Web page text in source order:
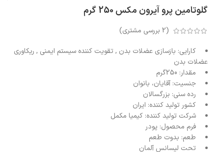
گلوتامین پرو آیرون مکس 250 گرم
(
2 بررسی مشتری)
کارایی: بازسازی عضلات بدن , تقویت کننده سیستم ایمنی , ریکاوری
عضلات بدن
مقدار: 250گرم
جنسیت: آقایان، بانوان
رده سنی: بزرگسالان
کشور تولید کننده: ایران
شرکت تولید کننده: کیمیا مکمل
فرم محصول: پودر
طعم: بدوت طعم
تحت لیسانس آلمان